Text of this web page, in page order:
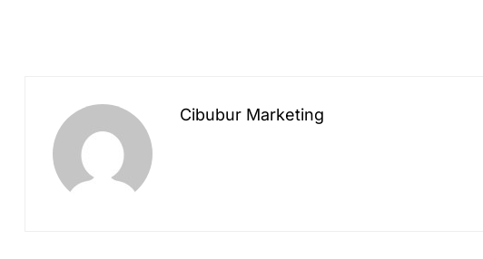
Cibubur Marketing